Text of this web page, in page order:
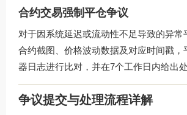
合约交易强制平仓争议
对于因系统延迟或流动性不足导致的异常
合约截图、价格波动数据及对应时间戳，
器日志进行比对，并在7个工作日内给出处
争议提交与处理流程详解